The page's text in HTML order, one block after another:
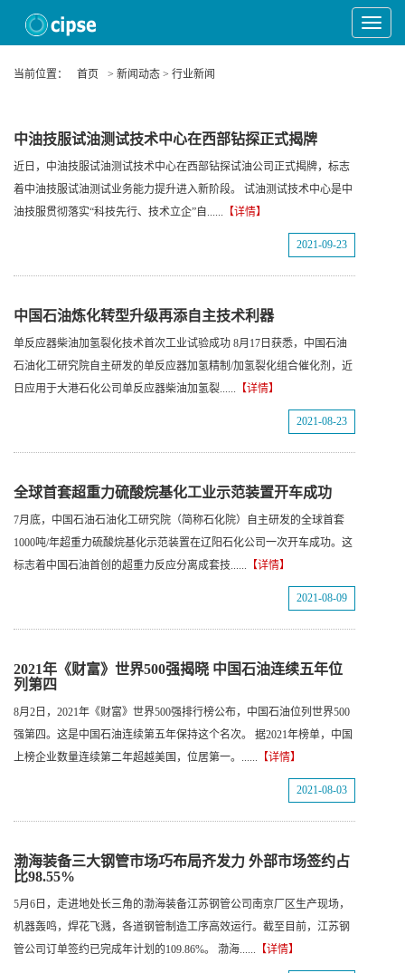
Toggle
当前位置：
首页 > 新闻动态 > 行业新闻
中油技服试油测试技术中心在西部钻探正式揭牌
近日，中油技服试油测试技术中心在西部钻探试油公司正式揭牌，标志
着中油技服试油测试业务能力提升进入新阶段。 试油测试技术中心是中
油技服贯彻落实“科技先行、技术立企”自...... 【详情】
2021-09-23
中国石油炼化转型升级再添自主技术利器
单反应器柴油加氢裂化技术首次工业试验成功 8月17日获悉，中国石油
石油化工研究院自主研发的单反应器加氢精制/加氢裂化组合催化剂，近
日应用于大港石化公司单反应器柴油加氢裂...... 【详情】
2021-08-23
全球首套超重力硫酸烷基化工业示范装置开车成功
7月底，中国石油石油化工研究院（简称石化院）自主研发的全球首套
1000吨/年超重力硫酸烷基化示范装置在辽阳石化公司一次开车成功。这
标志着中国石油首创的超重力反应分离成套技...... 【详情】
2021-08-09
2021年《财富》世界500强揭晓 中国石油连续五年位
列第四
8月2日，2021年《财富》世界500强排行榜公布，中国石油位列世界500
强第四。这是中国石油连续第五年保持这个名次。 据2021年榜单，中国
上榜企业数量连续第二年超越美国，位居第一。...... 【详情】
2021-08-03
渤海装备三大钢管市场巧布局齐发力 外部市场签约占
比98.55%
5月6日，走进地处长三角的渤海装备江苏钢管公司南京厂区生产现场，
机器轰鸣，焊花飞溅，各道钢管制造工序高效运行。截至目前，江苏钢
管公司订单签约已完成年计划的109.86%。 渤海...... 【详情】